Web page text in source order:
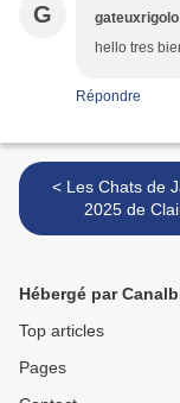
G gateuxrigolo
hello tres
Répondre
< Les Chats de Janvier
2025 de
Hébergé par
Top articles
Pages